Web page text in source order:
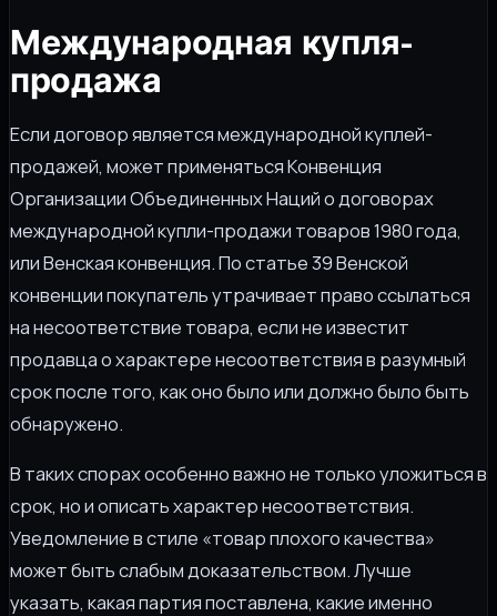
Международная купля-
продажа
Если договор является международной куплей-
продажей, может применяться Конвенция
Организации Объединенных Наций о договорах
международной купли-продажи товаров 1980 года,
или Венская конвенция. По статье 39 Венской
конвенции покупатель утрачивает право ссылаться
на несоответствие товара, если не известит
продавца о характере несоответствия в разумный
срок после того, как оно было или должно было быть
обнаружено.
В таких спорах особенно важно не только уложиться в
срок, но и описать характер несоответствия.
Уведомление в стиле «товар плохого качества»
может быть слабым доказательством. Лучше
указать, какая партия поставлена, какие именно